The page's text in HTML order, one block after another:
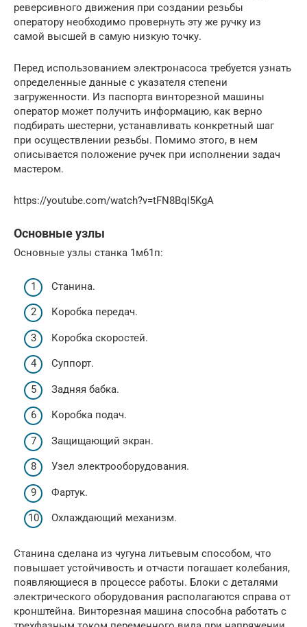
реверсивного движения при создании резьбы
оператору необходимо провернуть эту же ручку из
самой высшей в самую низкую точку.
Перед использованием электронасоса требуется узнать
определенные данные с указателя степени
загруженности. Из паспорта винторезной машины
оператор может получить информацию, как верно
подбирать шестерни, устанавливать конкретный шаг
при осуществлении резьбы. Помимо этого, в нем
описывается положение ручек при исполнении задач
мастером.
https://youtube.com/watch?v=tFN8BqI5KgA
Основные узлы
Основные узлы станка 1м61п:
Станина.
Коробка передач.
Коробка скоростей.
Суппорт.
Задняя бабка.
Коробка подач.
Защищающий экран.
Узел электрооборудования.
Фартук.
Охлаждающий механизм.
Станина сделана из чугуна литьевым способом, что
повышает устойчивость и отчасти погашает колебания,
появляющиеся в процессе работы. Блоки с деталями
электрического оборудования располагаются справа от
кронштейна. Винторезная машина способна работать с